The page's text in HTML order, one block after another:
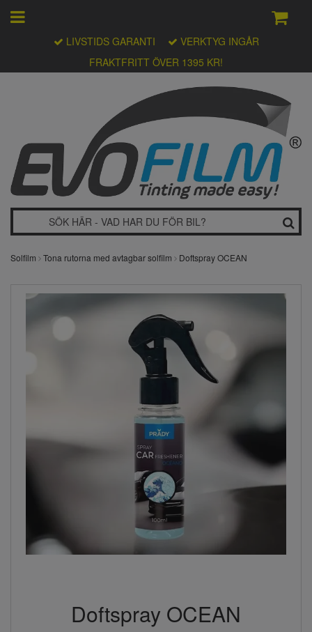
FRAKTFRITT ÖVER 1395 KR!
LIVSTIDS GARANTI VERKTYG INGÅR
Solfilm Tona rutorna med avtagbar solfilm Doftspray OCEAN
Doftspray OCEAN